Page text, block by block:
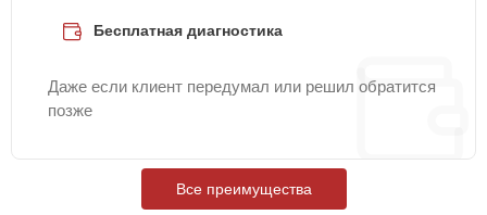
Бесплатная диагностика
Даже если клиент передумал или решил обратится
позже
Все преимущества